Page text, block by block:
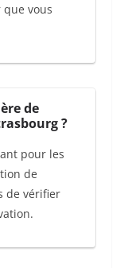
que vous
de
?
pour les
de
de vérifier